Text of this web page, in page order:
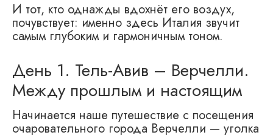
И тот, кто однажды вдохнёт его воздух,
почувствует: именно здесь Италия звучит
самым глубоким и гармоничным тоном.
День 1. Тель-Авив – Верчелли.
Между прошлым и настоящим
Начинается наше путешествие с посещения
очаровательного города Верчелли — уголка